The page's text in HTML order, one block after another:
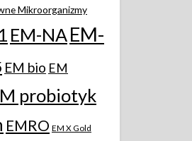
Mikroorganizmy
EM-NAEM-
EM bio EM
probiotyk
EMRO EM X Gold